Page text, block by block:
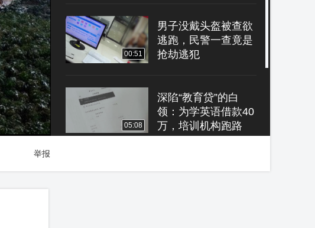
00:51
男子没戴头盔被查欲
逃跑，民警一查竟是
抢劫逃犯
05:08
深陷“教育贷”的白
领：为学英语借款40
万，培训机构跑路
上海孤老过世房产无
举报